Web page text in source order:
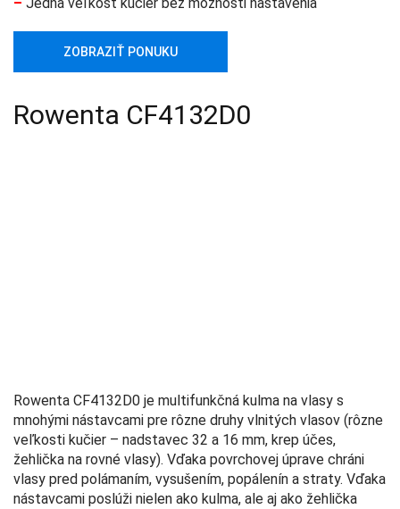
ZOBRAZIŤ PONUKU
Rowenta CF4132D0
Rowenta CF4132D0 je multifunkčná kulma na vlasy s
mnohými nástavcami pre rôzne druhy vlnitých vlasov (rôzne
veľkosti kučier – nadstavec 32 a 16 mm, krep účes,
žehlička na rovné vlasy). Vďaka povrchovej úprave chráni
vlasy pred polámaním, vysušením, popálenín a straty. Vďaka
nástavcami poslúži nielen ako kulma, ale aj ako žehlička